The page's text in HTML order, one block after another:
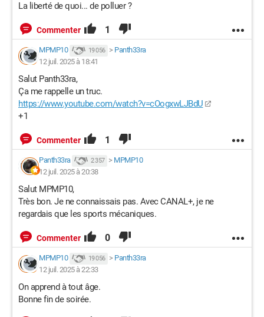
La liberté de quoi... de polluer ?
Commenter 1
MPMP10 19 056 > Panth33ra
12 juil. 2025 à 18:41
Salut Panth33ra,
Ça me rappelle un truc.
https://www.youtube.com/watch?v=cOogxwLJBdU
+1
Commenter 1
Panth33ra 2 357 > MPMP10
12 juil. 2025 à 20:38
Salut MPMP10,
Très bon. Je ne connaissais pas. Avec CANAL+, je ne
regardais que les sports mécaniques.
Commenter 0
MPMP10 19 056 > Panth33ra
12 juil. 2025 à 22:33
On apprend à tout âge.
Bonne fin de soirée.